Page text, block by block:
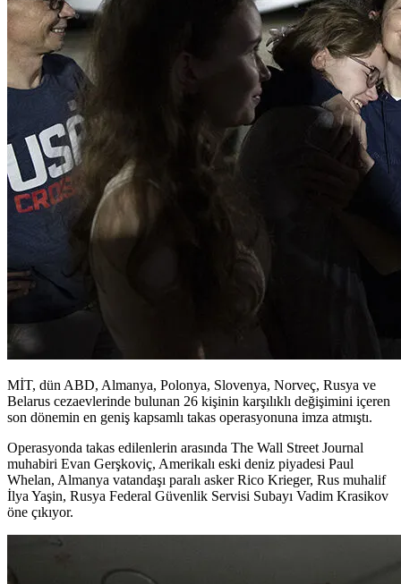
MİT, dün ABD, Almanya, Polonya, Slovenya, Norveç, Rusya ve
Belarus cezaevlerinde bulunan 26 kişinin karşılıklı değişimini içeren
son dönemin en geniş kapsamlı takas operasyonuna imza atmıştı.
Operasyonda takas edilenlerin arasında The Wall Street Journal
muhabiri Evan Gerşkoviç, Amerikalı eski deniz piyadesi Paul
Whelan, Almanya vatandaşı paralı asker Rico Krieger, Rus muhalif
İlya Yaşin, Rusya Federal Güvenlik Servisi Subayı Vadim Krasikov
öne çıkıyor.